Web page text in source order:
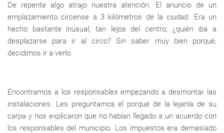
De repente algo atrajo nuestra atención. El anuncio de un
emplazamiento circense a 3 kilómetros de la ciudad. Era un
hecho bastante inusual, tan lejos del centro, ¿quién iba a
desplazarse para ir al circo? Sin saber muy bien porqué,
decidimos ir a verlo.
Encontramos a los responsables empezando a desmontar las
instalaciones. Les preguntamos el porqué de la lejanía de su
carpa y nos explicaron que no habían llegado a un acuerdo con
los responsables del municipio. Los impuestos era demasiado